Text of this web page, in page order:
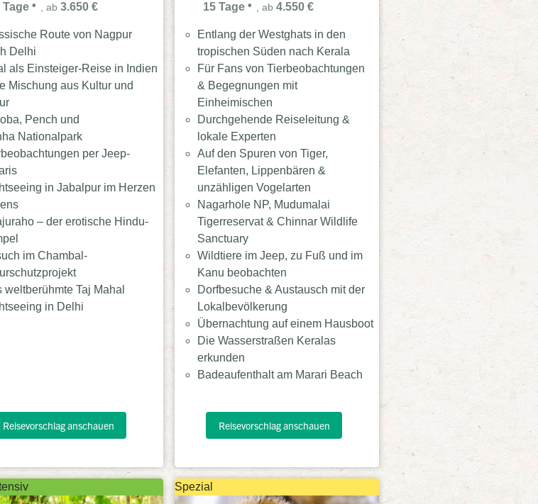
Tage , ab 3.650 €
Route von Nagpur
Delhi
als Einsteiger-Reise in Indien
Mischung aus Kultur und
Pench und
Nationalpark
per Jeep-
in Jabalpur im Herzen
– der erotische Hindu-
im Chambal-
weltberühmte Taj Mahal
in Delhi
Reisevorschlag anschauen
15 Tage , ab 4.550 €
Entlang der Westghats in den
tropischen Süden nach Kerala
Für Fans von Tierbeobachtungen
& Begegnungen mit
Einheimischen
Durchgehende Reiseleitung &
lokale Experten
Auf den Spuren von Tiger,
Elefanten, Lippenbären &
unzähligen Vogelarten
Nagarhole NP, Mudumalai
Tigerreservat & Chinnar Wildlife
Sanctuary
Wildtiere im Jeep, zu Fuß und im
Kanu beobachten
Dorfbesuche & Austausch mit der
Lokalbevölkerung
Übernachtung auf einem Hausboot
Die Wasserstraßen Keralas
erkunden
Badeaufenthalt am Marari Beach
Reisevorschlag anschauen
Spezial